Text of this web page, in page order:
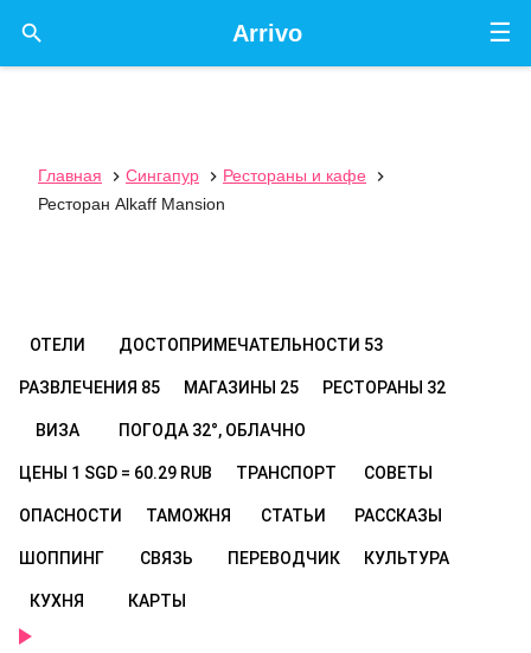
☰
Arrivo

Главная  Сингапур  Рестораны и кафе

Ресторан Alkaff Mansion
ОТЕЛИ ДОСТОПРИМЕЧАТЕЛЬНОСТИ 53
РАЗВЛЕЧЕНИЯ 85 МАГАЗИНЫ 25 РЕСТОРАНЫ 32
ВИЗА ПОГОДА 32°, ОБЛАЧНО
ЦЕНЫ 1 SGD = 60.29 RUB ТРАНСПОРТ СОВЕТЫ
ОПАСНОСТИ ТАМОЖНЯ СТАТЬИ РАССКАЗЫ
ШОППИНГ СВЯЗЬ ПЕРЕВОДЧИК КУЛЬТУРА
КУХНЯ КАРТЫ
